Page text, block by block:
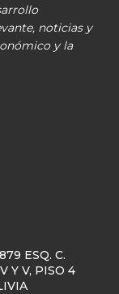
noticias y
y la
ESQ. C.
Y V, PISO 4